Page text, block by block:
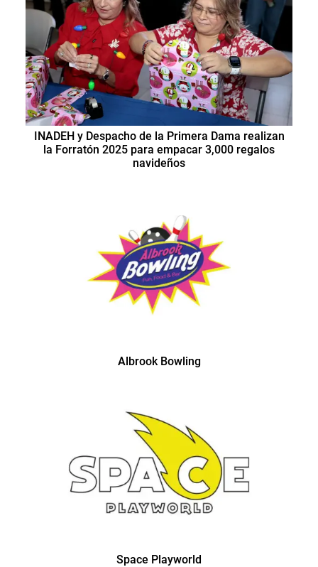
INADEH y Despacho de la Primera Dama realizan
la Forratón 2025 para empacar 3,000 regalos
navideños
Albrook Bowling
Space Playworld